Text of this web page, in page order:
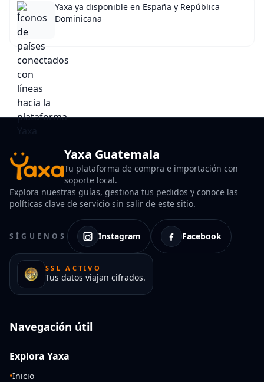
Yaxa ya disponible en España y República
Dominicana
Yaxa Guatemala
Tu plataforma de compra e importación con
soporte local.
Explora nuestras guías, gestiona tus pedidos y conoce las
políticas clave de servicio sin salir de este sitio.
SÍGUENOS Instagram Facebook
SSL ACTIVO
Tus datos viajan cifrados.
Navegación útil
Explora Yaxa
•Inicio